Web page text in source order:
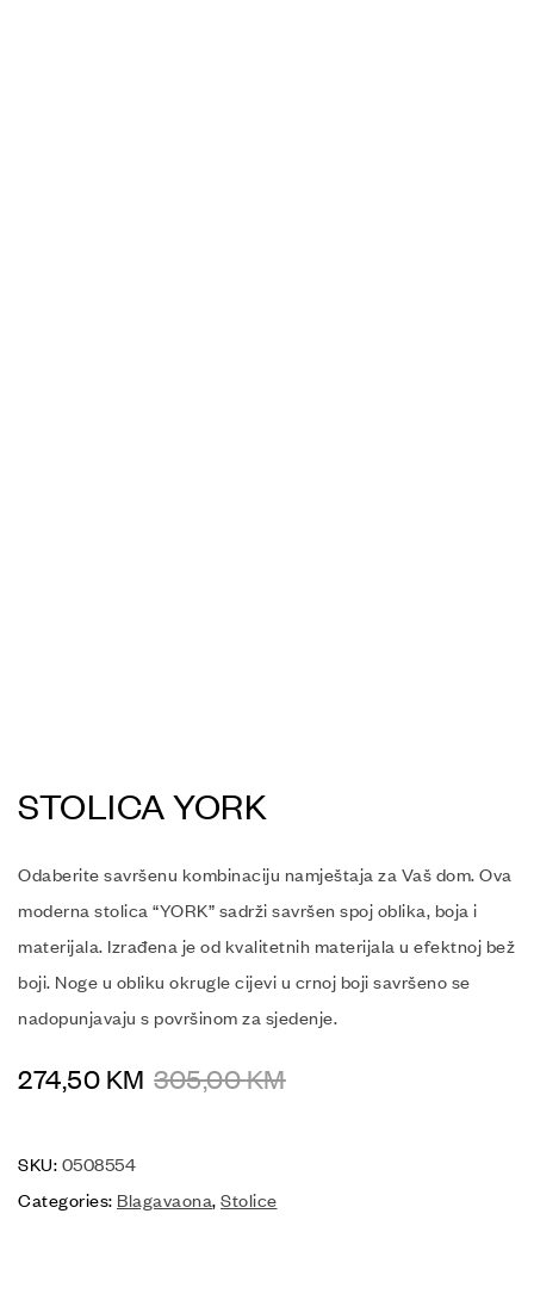
STOLICA YORK
Odaberite savršenu kombinaciju namještaja za Vaš dom. Ova
moderna stolica “YORK” sadrži savršen spoj oblika, boja i
materijala. Izrađena je od kvalitetnih materijala u efektnoj bež
boji. Noge u obliku okrugle cijevi u crnoj boji savršeno se
nadopunjavaju s površinom za sjedenje.
305,00KM
274,50 KM
SKU: 0508554
Categories: Blagavaona, Stolice